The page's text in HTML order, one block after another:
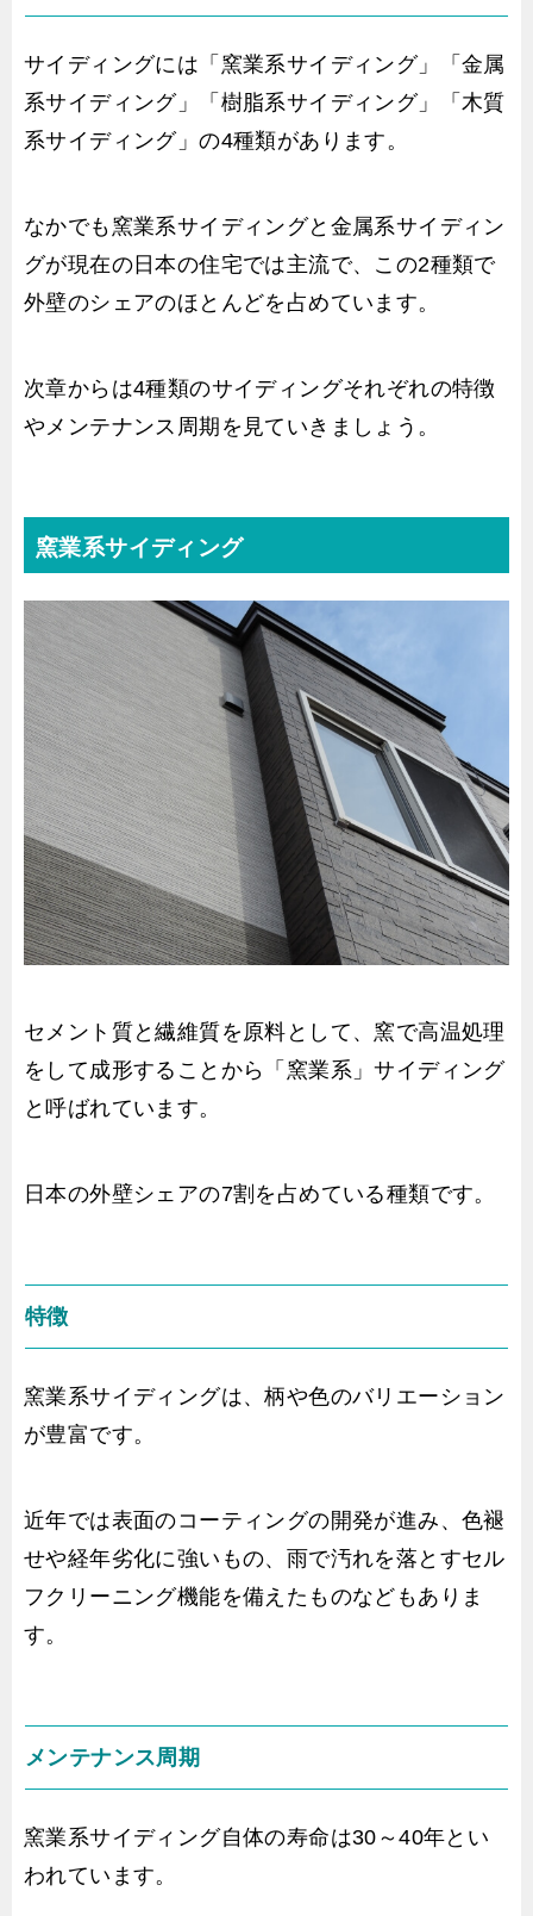
サイディングには「窯業系サイディング」「金属
系サイディング」「樹脂系サイディング」「木質
系サイディング」の4種類があります。
なかでも窯業系サイディングと金属系サイディン
グが現在の日本の住宅では主流で、この2種類で
外壁のシェアのほとんどを占めています。
次章からは4種類のサイディングそれぞれの特徴
やメンテナンス周期を見ていきましょう。
窯業系サイディング
セメント質と繊維質を原料として、窯で高温処理
をして成形することから「窯業系」サイディング
と呼ばれています。
日本の外壁シェアの7割を占めている種類です。
特徴
窯業系サイディングは、柄や色のバリエーション
が豊富です。
近年では表面のコーティングの開発が進み、色褪
せや経年劣化に強いもの、雨で汚れを落とすセル
フクリーニング機能を備えたものなどもありま
す。
メンテナンス周期
窯業系サイディング自体の寿命は30～40年とい
われています。